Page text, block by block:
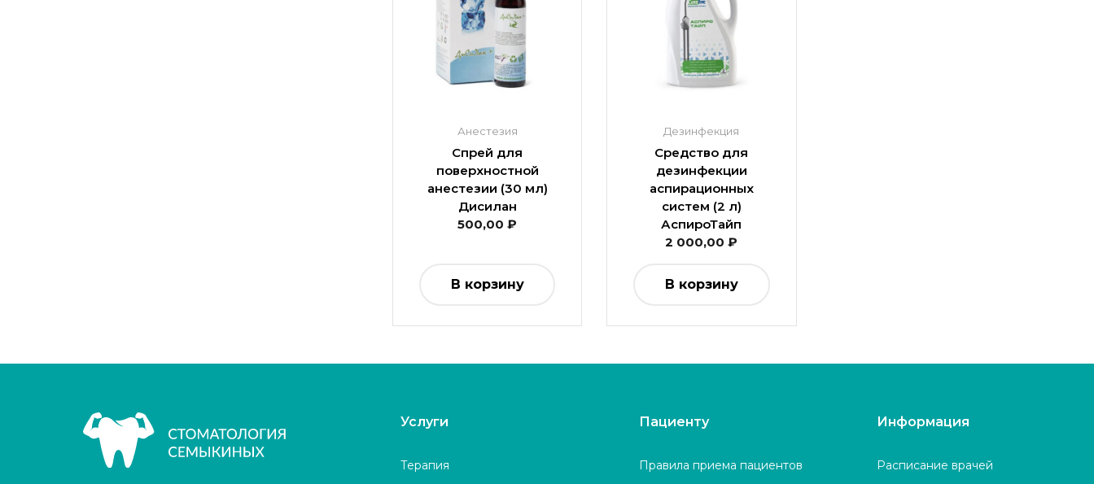
Анестезия
Спрей для
поверхностной
анестезии (30 мл)
Дисилан
500,00₽
В корзину
Дезинфекция
Средство для
дезинфекции
аспирационных
систем (2 л)
АспироТайп
2 000,00₽
В корзину
Услуги
Терапия
Пациенту
Правила приема пациентов
Информация
Расписание врачей